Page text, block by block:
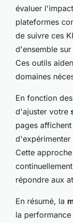
évaluer
plateformes
de suivre ces
d'ensemble
Ces outils
domaines
En fonction
d'ajuster votre
pages
d'expérimenter
Cette
répondre aux
En résumé, la
la